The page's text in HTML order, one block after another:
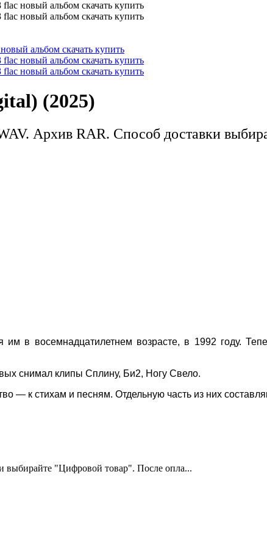
(2025)
Архив RAR. Способ доставки
в восемнадцатилетнем возрасте, в 1992 году.
снимал клипы Сплину, Би2, Ногу Свело.
— к стихам и песням. Отдельную часть из них
выбирайте "Цифровой товар". После опла...